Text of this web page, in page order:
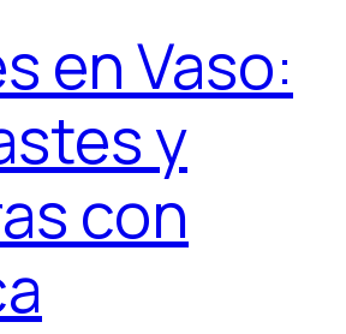
en Vaso:
y
con